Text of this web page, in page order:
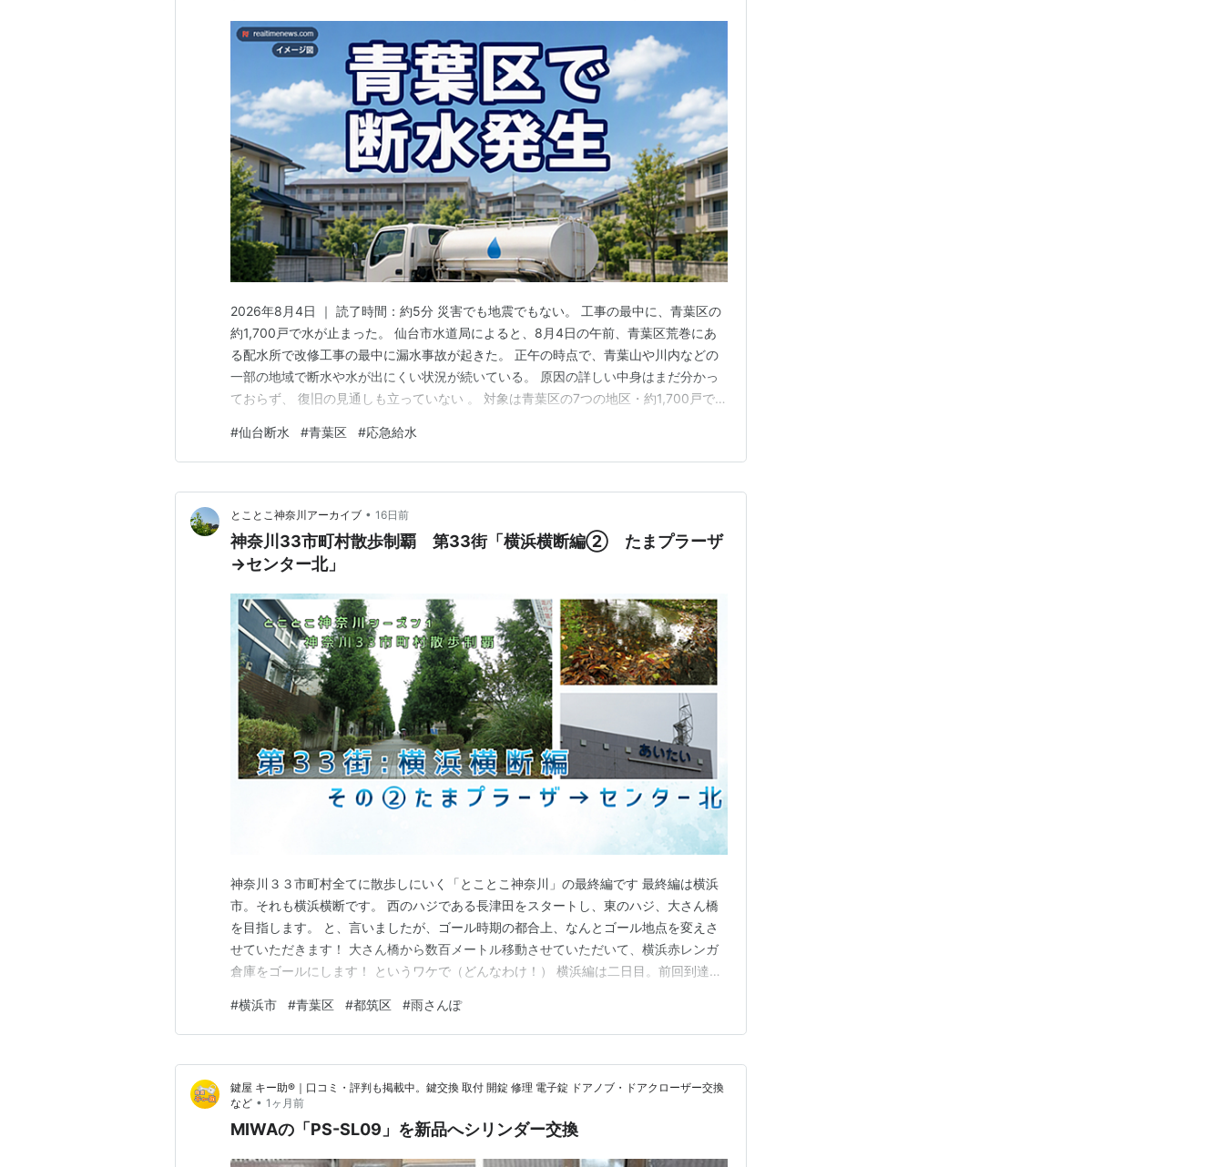
2026年8月4日 ｜ 読了時間：約5分 災害でも地震でもない。 工事の最中に、青葉区の
約1,700戸で水が止まった。 仙台市水道局によると、8月4日の午前、青葉区荒巻にあ
る配水所で改修工事の最中に漏水事故が起きた。 正午の時点で、青葉山や川内などの
一部の地域で断水や水が出にくい状況が続いている。 原因の詳しい中身はまだ分かっ
ておらず、 復旧の見通しも立っていない 。 対象は青葉区の7つの地区・約1,700戸で、
だけ広い範囲の水を一度に止めたのか。 この記事でわかること 仙台・青葉区の約1700
戸で断水が発生 「排…
#仙台断水 #青葉区 #応急給水
とことこ神奈川アーカイブ • 16日前
神奈川33市町村散歩制覇 第33街「横浜横断編② たまプラーザ
→センター北」
神奈川３３市町村全てに散歩しにいく「とことこ神奈川」の最終編です 最終編は横浜
市。それも横浜横断です。 西のハジである長津田をスタートし、東のハジ、大さん橋
を目指します。 と、言いましたが、ゴール時期の都合上、なんとゴール地点を変えさ
せていただきます！ 大さん橋から数百メートル移動させていただいて、横浜赤レンガ
倉庫をゴールにします！ というワケで（どんなわけ！） 横浜編は二日目。前回到達し
らに距離のあるコース。 横浜編で、最も過酷な一日。 今回はヒジョーに長くなるので
２回に分けて更新です！ ↓前回 tokotoko-…
#横浜市 #青葉区 #都筑区 #雨さんぽ
鍵屋 キー助®｜口コミ・評判も掲載中。鍵交換 取付 開錠 修理 電子錠 ドアノブ・ドアクローザー交換
など • 1ヶ月前
MIWAの「PS-SL09」を新品へシリンダー交換